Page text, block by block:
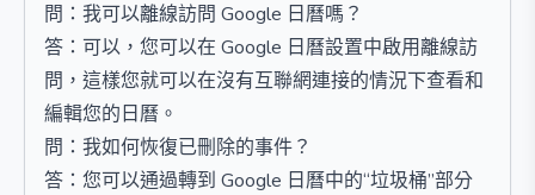
問：我可以離線訪問 Google 日曆嗎？
答：可以，您可以在 Google 日曆設置中啟用離線訪
問，這樣您就可以在沒有互聯網連接的情況下查看和
編輯您的日曆。
問：我如何恢復已刪除的事件？
答：您可以通過轉到 Google 日曆中的“垃圾桶”部分